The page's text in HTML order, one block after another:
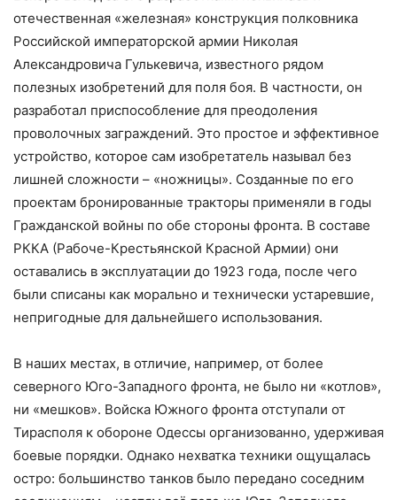
отечественная «железная» конструкция полковника
Российской императорской армии Николая
Александровича Гулькевича, известного рядом
полезных изобретений для поля боя. В частности, он
разработал приспособление для преодоления
проволочных заграждений. Это простое и эффективное
устройство, которое сам изобретатель называл без
лишней сложности – «ножницы». Созданные по его
проектам бронированные тракторы применяли в годы
Гражданской войны по обе стороны фронта. В составе
РККА (Рабоче-Крестьянской Красной Армии) они
оставались в эксплуатации до 1923 года, после чего
были списаны как морально и технически устаревшие,
непригодные для дальнейшего использования.
В наших местах, в отличие, например, от более
северного Юго-Западного фронта, не было ни «котлов»,
ни «мешков». Войска Южного фронта отступали от
Тирасполя к обороне Одессы организованно, удерживая
боевые порядки. Однако нехватка техники ощущалась
остро: большинство танков было передано соседним